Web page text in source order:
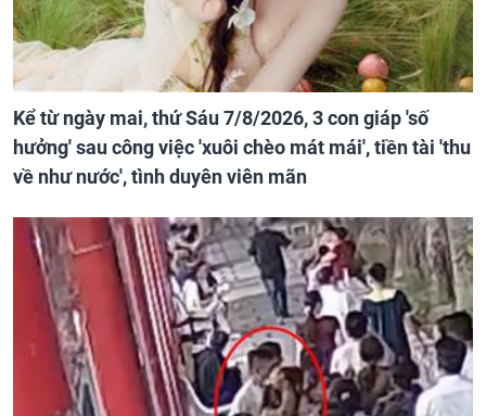
Kể từ ngày mai, thứ Sáu 7/8/2026, 3 con giáp 'số
hưởng' sau công việc 'xuôi chèo mát mái', tiền tài 'thu
về như nước', tình duyên viên mãn